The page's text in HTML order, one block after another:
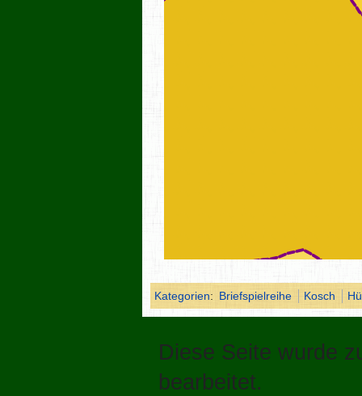
Kategorien: Briefspielreihe Kosch
Diese Seite wurde
bearbeitet.